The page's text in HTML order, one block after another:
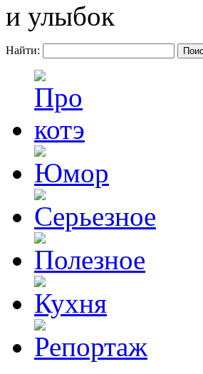
и улыбок
Найти: